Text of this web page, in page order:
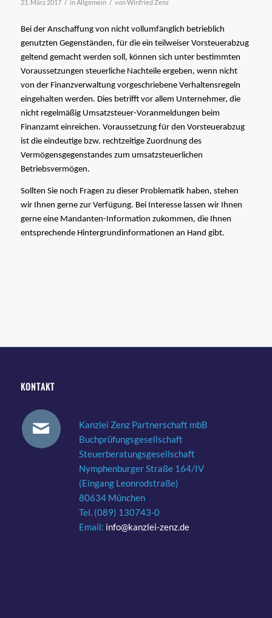
21. März 2017 / inAllgemein / vonWinfried Zenz
Bei der Anschaffung von nicht vollumfänglich betrieblich
genutzten Gegenständen, für die ein teilweiser Vorsteuerabzug
geltend gemacht werden soll, können sich unter bestimmten
Voraussetzungen steuerliche Nachteile ergeben, wenn nicht
von der Finanzverwaltung vorgeschriebene Verhaltensregeln
eingehalten werden. Dies betrifft vor allem Unternehmer, die
nicht regelmäßig Umsatzsteuer-Voranmeldungen beim
Finanzamt einreichen. Voraussetzung für den Vorsteuerabzug
ist die eindeutige bzw. rechtzeitige Zuordnung des
Vermögensgegenstandes zum umsatzsteuerlichen
Betriebsvermögen.
Sollten Sie noch Fragen zu dieser Problematik haben, stehen
wir Ihnen gerne zur Verfügung. Bei Interesse lassen wir Ihnen
gerne eine Mandanten-Information zukommen, die Ihnen
entsprechende Hintergrundinformationen an Hand gibt.
KONTAKT
Kanzlei Zenz Partnerschaft mbB
Buchprüfungsgesellschaft
Steuerberatungsgesellschaft
Nymphenburger Straße 164/IV
(Eingang Leonrodstraße)
80634 München
Tel. (089) 130743-0
Email: info@kanzlei-zenz.de